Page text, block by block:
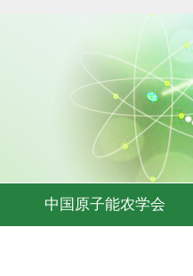
中国原子能农学会